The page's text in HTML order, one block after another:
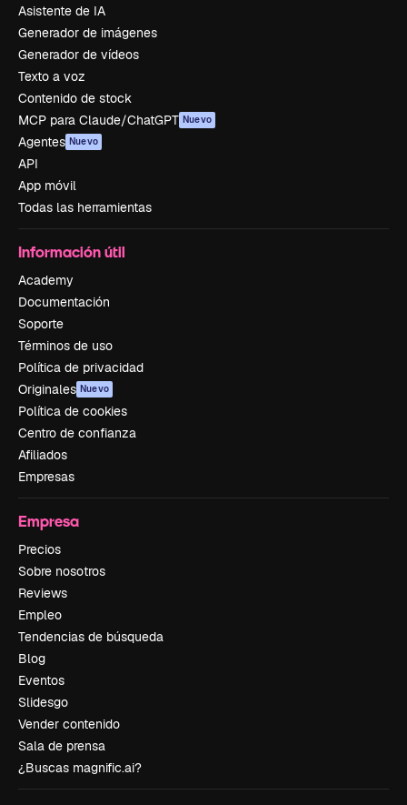
Asistente de IA
Generador de imágenes
Generador de vídeos
Texto a voz
Contenido de stock
MCP para Claude/ChatGPT Nuevo
Agentes Nuevo
API
App móvil
Todas las herramientas
Información útil
Academy
Documentación
Soporte
Términos de uso
Política de privacidad
Originales Nuevo
Política de cookies
Centro de confianza
Afiliados
Empresas
Empresa
Precios
Sobre nosotros
Reviews
Empleo
Tendencias de búsqueda
Blog
Eventos
Slidesgo
Vender contenido
Sala de prensa
¿Buscas magnific.ai?